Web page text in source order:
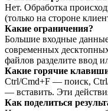
Нет. Обработка
(только на стороне
Какие ограничения?
Большие входные
современных
файлов разделите ввод
Какие горячие
Ctrl/Cmd+F — поиск,
— вставить. Эти
Как поделиться